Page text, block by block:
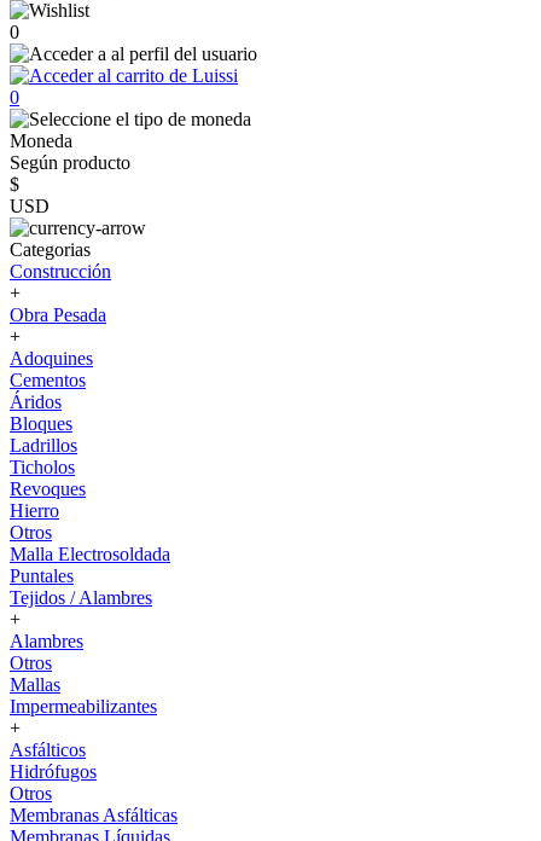
0
0
Moneda
Según producto
$
USD
Categorias
Construcción
+
Obra Pesada
+
Adoquines
Cementos
Áridos
Bloques
Ladrillos
Ticholos
Revoques
Hierro
Otros
Malla Electrosoldada
Puntales
Tejidos / Alambres
+
Alambres
Otros
Mallas
Impermeabilizantes
+
Asfálticos
Hidrófugos
Otros
Membranas Asfálticas
Membranas Líquidas